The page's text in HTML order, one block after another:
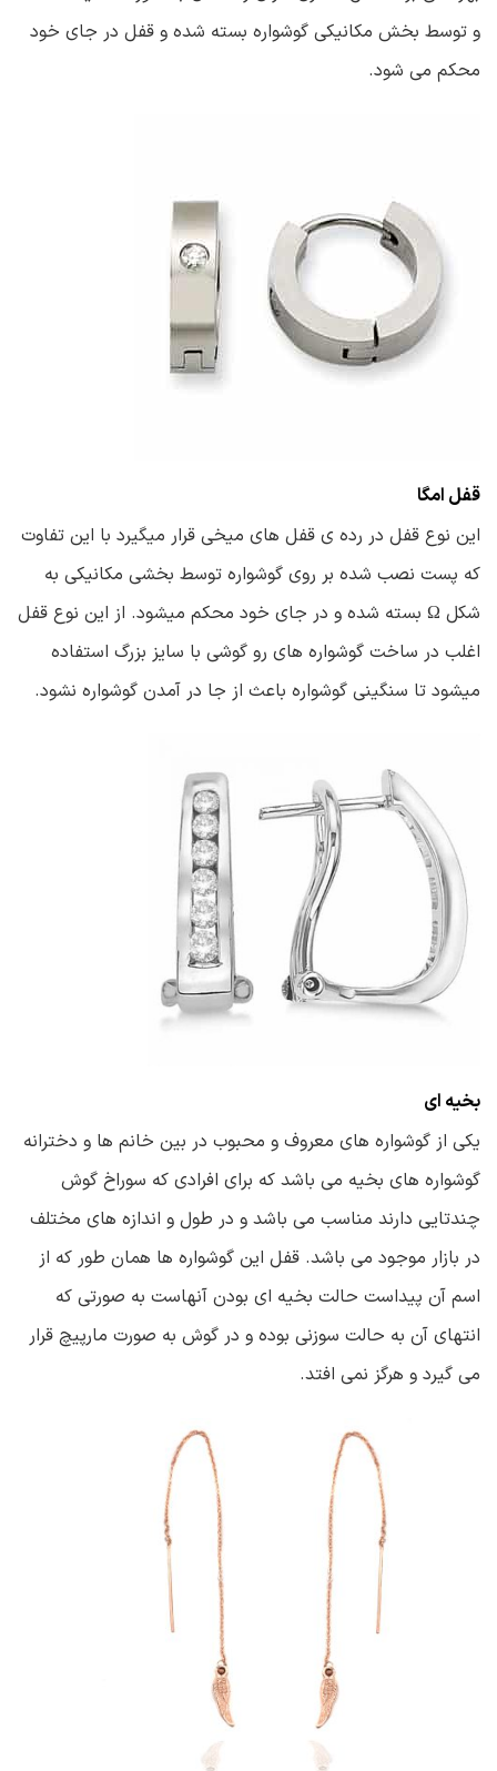
و توسط بخش مکانیکی گوشواره بسته شده و قفل در جای خود
محکم می شود.
قفل امگا
این نوع قفل در رده ی قفل های میخی قرار میگیرد با این تفاوت
که پست نصب شده بر روی گوشواره توسط بخشی مکانیکی به
شکل Ω بسته شده و در جای خود محکم میشود. از این نوع قفل
اغلب در ساخت گوشواره های رو گوشی با سایز بزرگ استفاده
میشود تا سنگینی گوشواره باعث از جا در آمدن گوشواره نشود.
بخیه ای
یکی از گوشواره های معروف و محبوب در بین خانم ها و دخترانه
گوشواره های بخیه می باشد که برای افرادی که سوراخ گوش
چندتایی دارند مناسب می باشد و در طول و اندازه های مختلف
در بازار موجود می باشد. قفل این گوشواره ها همان طور که از
اسم آن پیداست حالت بخیه ای بودن آنهاست به صورتی که
انتهای آن به حالت سوزنی بوده و در گوش به صورت مارپیچ قرار
می گیرد و هرگز نمی افتد.